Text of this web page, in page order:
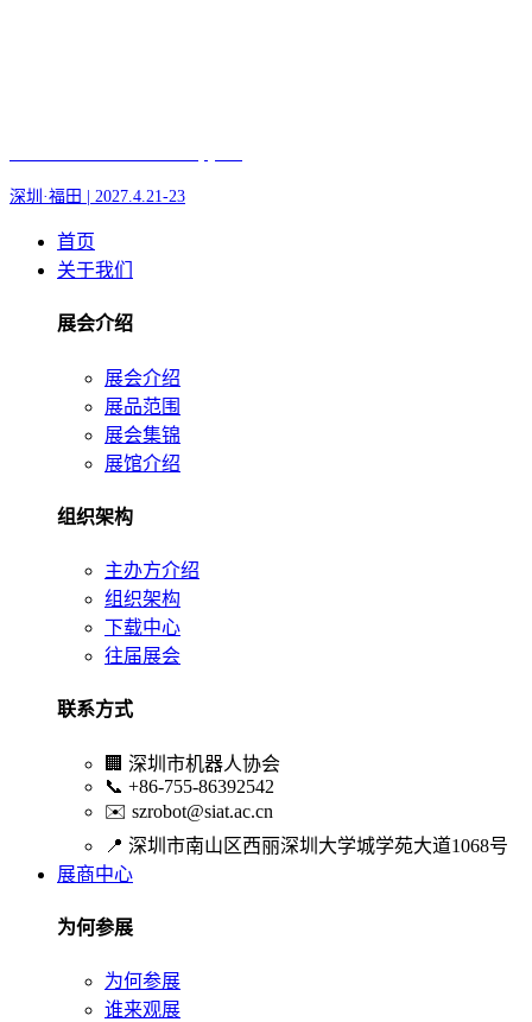
深圳·福田 | 2027.4.21-23
首页
关于我们
展会介绍
展会介绍
展品范围
展会集锦
展馆介绍
组织架构
主办方介绍
组织架构
下载中心
往届展会
联系方式
🏢 深圳市机器人协会
📞 +86-755-86392542
✉️ szrobot@siat.ac.cn
📍 深圳市南山区西丽深圳大学城学苑大道1068号
展商中心
为何参展
为何参展
谁来观展